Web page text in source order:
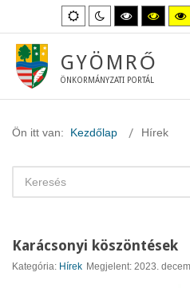
Alapértelmezett
mód
Éjszakai
mód
Magas
kontraszt
fekete-
mód.
Magas
GYÖMRŐ
ÖNKORMÁNYZATI PORTÁL
Ön itt van: Kezdőlap Hírek
Karácsonyi köszöntések
Kategória: Hírek Megjelent: 2023.